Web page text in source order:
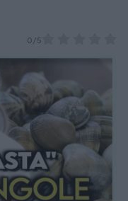
Fisk Taco: 4portioner
smulad Kålsallad:
1msk sesamolja
0/5